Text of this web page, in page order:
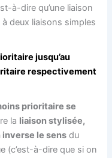
à-dire qu’une liaison
deux liaisons simples
jusqu’au
respectivement
prioritaire se
la liaison stylisée,
inverse le sens du
(c’est-à-dire que si on